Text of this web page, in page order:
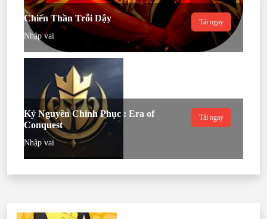
Chiến Thần Trỗi Dậy
Nhập vai
Tải ngay
Kỷ Nguyên Chinh Phục : Era of
Conquest
Nhập vai
Tải ngay